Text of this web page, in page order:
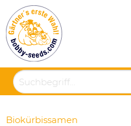
Biokürbissamen